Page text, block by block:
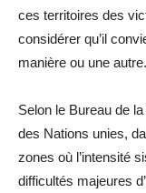
ces territoires des
considérer qu’il
manière ou une
Selon le Bureau de
des Nations unies,
zones où l’intensité
difficultés majeures